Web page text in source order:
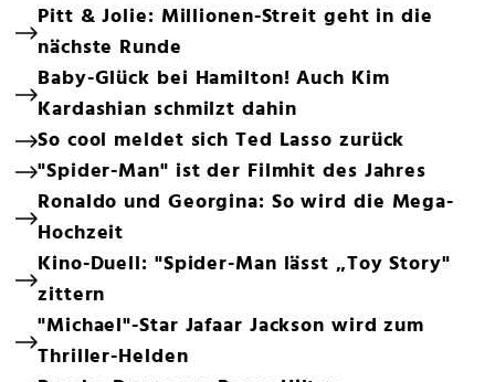
Pitt & Jolie: Millionen-Streit geht in die
nächste Runde
Baby-Glück bei Hamilton! Auch Kim
Kardashian schmilzt dahin
So cool meldet sich Ted Lasso zurück
"Spider-Man" ist der Filmhit des Jahres
Ronaldo und Georgina: So wird die Mega-
Hochzeit
Kino-Duell: "Spider-Man lässt „Toy Story"
zittern
"Michael"-Star Jafaar Jackson wird zum
Thriller-Helden